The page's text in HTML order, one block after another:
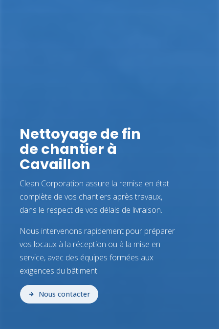
Nettoyage de fin
de chantier à
Cavaillon
Clean Corporation assure la remise en état
complète de vos chantiers après travaux,
dans le respect de vos délais de livraison.
Nous intervenons rapidement pour préparer
vos locaux à la réception ou à la mise en
service, avec des équipes formées aux
exigences du bâtiment.
Nous contacter